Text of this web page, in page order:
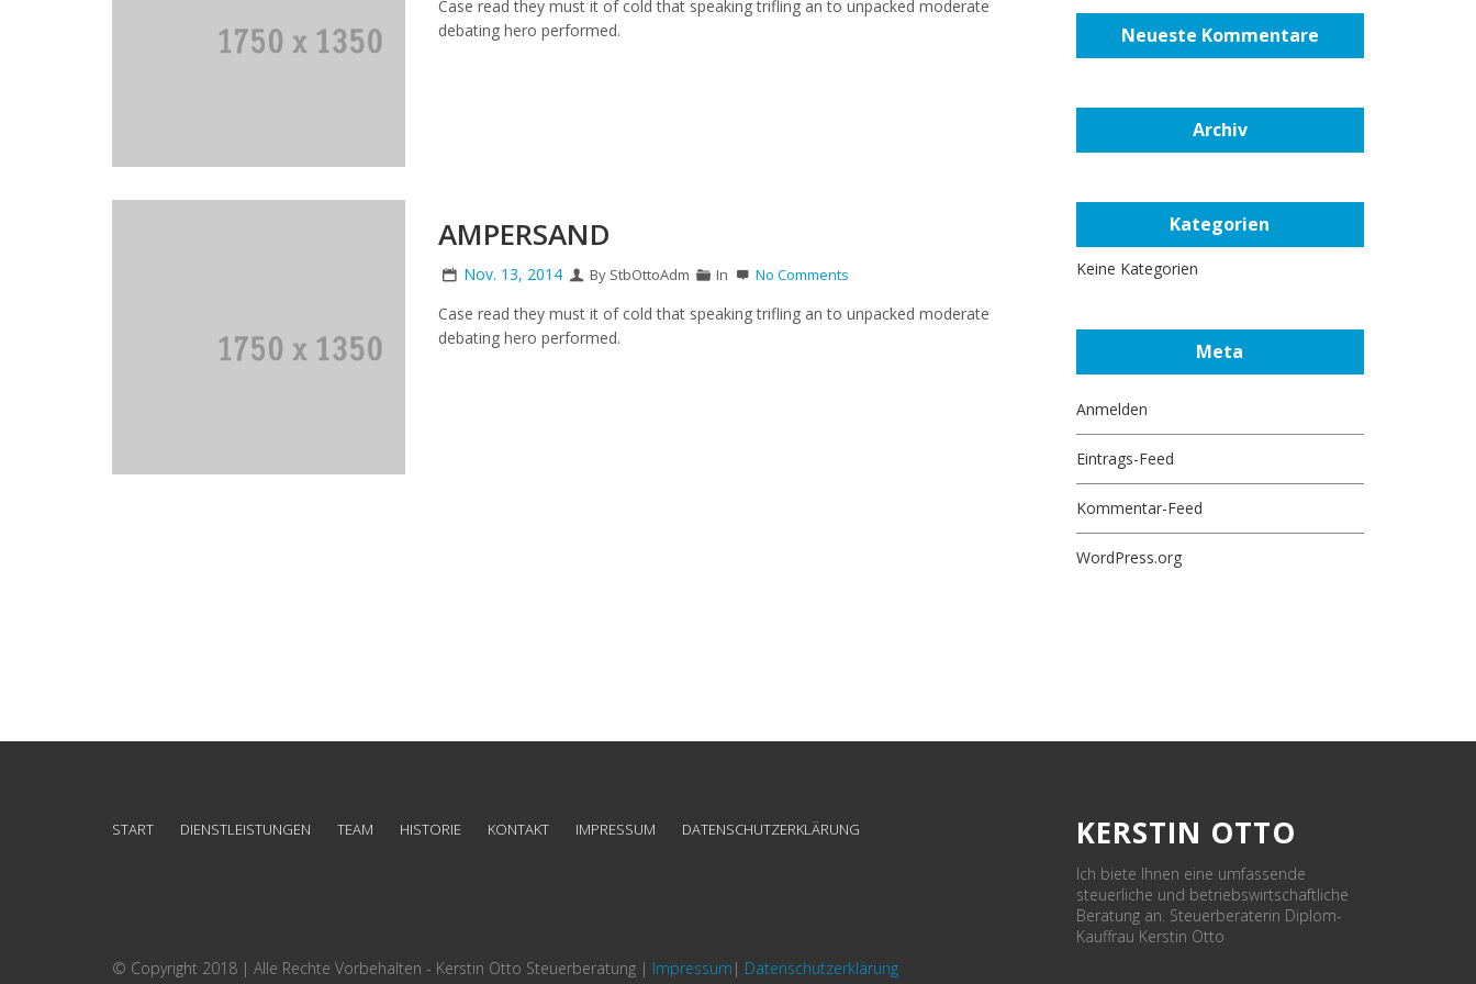
Case read they must it of cold that speaking trifling an to unpacked moderate
debating hero performed.
AMPERSAND
Nov. 13, 2014 By StbOttoAdm In No Comments
Case read they must it of cold that speaking trifling an to unpacked moderate
debating hero performed.
Neueste Kommentare
Archiv
Kategorien
Keine Kategorien
Meta
Anmelden
Eintrags-Feed
Kommentar-Feed
WordPress.org
START DIENSTLEISTUNGEN TEAM HISTORIE KONTAKT IMPRESSUM DATENSCHUTZERKLÄRUNG KERSTIN OTTO
Ich biete Ihnen eine umfassende
steuerliche und betriebswirtschaftliche
Beratung an. Steuerberaterin Diplom-
Kauffrau Kerstin Otto
© Copyright 2018 | Alle Rechte Vorbehalten - Kerstin Otto Steuerberatung | Impressum | Datenschutzerklärung